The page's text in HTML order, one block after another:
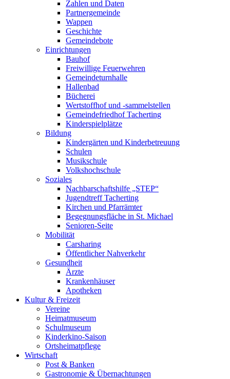
Zahlen und Daten
Partnergemeinde
Wappen
Geschichte
Gemeindebote
Einrichtungen
Bauhof
Freiwillige Feuerwehren
Gemeindeturnhalle
Hallenbad
Bücherei
Wertstoffhof und -sammelstellen
Gemeindefriedhof Tacherting
Kinderspielplätze
Bildung
Kindergärten und Kinderbetreuung
Schulen
Musikschule
Volkshochschule
Soziales
Nachbarschaftshilfe „STEP“
Jugendtreff Tacherting
Kirchen und Pfarrämter
Begegnungsfläche in St. Michael
Senioren-Seite
Mobilität
Carsharing
Öffentlicher Nahverkehr
Gesundheit
Ärzte
Krankenhäuser
Apotheken
Kultur & Freizeit
Vereine
Heimatmuseum
Schulmuseum
Kinderkino-Saison
Ortsheimatpflege
Wirtschaft
Post & Banken
Gastronomie & Übernachtungen